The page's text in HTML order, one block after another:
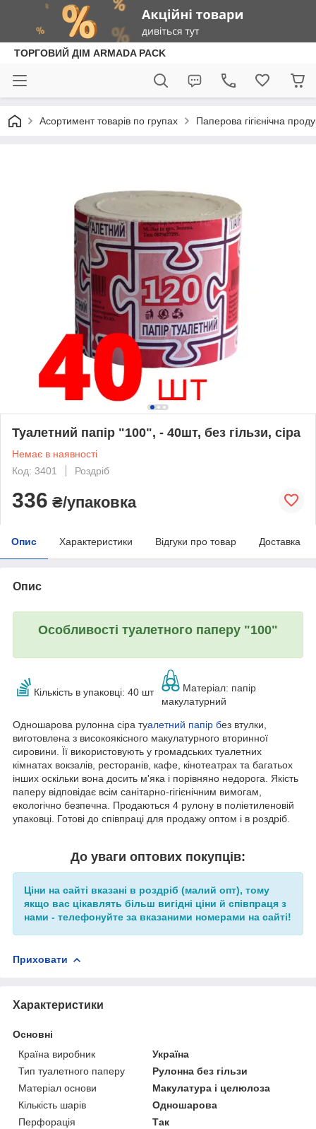
ТОРГОВИЙ ДІМ ARMADA PACK
Асортимент товарів по групах Паперова гігієнічна
Туалетний папір "100", - 40шт, без гільзи, сіра
Немає в наявності
Код: 3401
Роздріб
336 ₴/упаковка
Опис Характеристики Відгуки про товар Доставка
Опис
Особливості туалетного паперу "100"
Кількість в упаковці: 40 шт
Матеріал: папір
макулатурний
Одношарова рулонна сіра туалетний папір без втулки,
виготовлена з високоякісного макулатурного вторинної
сировини. Її використовують у громадських туалетних
кімнатах вокзалів, ресторанів, кафе, кінотеатрах та багатьох
інших оскільки вона досить м'яка і порівняно недорога. Якість
паперу відповідає всім санітарно-гігієнічним вимогам,
екологічно безпечна. Продаються 4 рулону в поліетиленовій
упаковці. Готові до співпраці для продажу оптом і в роздріб.
До уваги оптових покупців:
Ціни на сайті вказані в роздріб (малий опт), тому
якщо вас цікавлять більш вигідні ціни й співпраця з
нами - телефонуйте за вказаними номерами на сайті!
Приховати
Характеристики
Основні
Країна виробник
Україна
Тип туалетного паперу
Рулонна без гільзи
Матеріал основи
Макулатура і целюлоза
Кількість шарів
Одношарова
Перфорація
Так